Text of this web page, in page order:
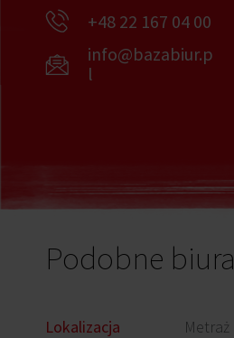
+48 22 167 04 00
info@bazabiur.p
l
Podobne biura
Lokalizacja Metraż